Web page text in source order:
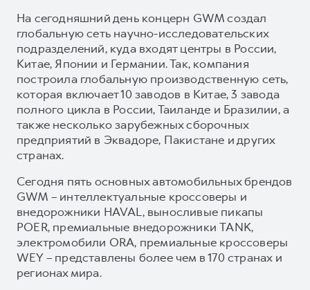
На сегодняшний день концерн GWM создал
глобальную сеть научно-исследовательских
подразделений, куда входят центры в России,
Китае, Японии и Германии. Так, компания
построила глобальную производственную сеть,
которая включает 10 заводов в Китае, 3 завода
полного цикла в России, Таиланде и Бразилии, а
также несколько зарубежных сборочных
предприятий в Эквадоре, Пакистане и других
странах.
Сегодня пять основных автомобильных брендов
GWM – интеллектуальные кроссоверы и
внедорожники HAVAL, выносливые пикапы
POER, премиальные внедорожники TANK,
электромобили ORA, премиальные кроссоверы
WEY – представлены более чем в 170 странах и
регионах мира.